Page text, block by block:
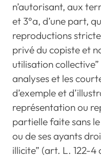
n’autorisant, aux
et 3°a, d’une part,
reproductions
privé du copiste et
utilisation
analyses et les
d’exemple et
représentation ou
partielle faite sans
ou de ses ayants
illicite” (art. L. 122-